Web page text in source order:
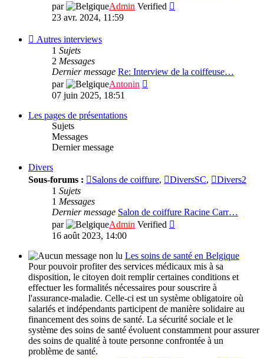
cinéma,
santé
par
Admin Verified
23 avr. 2024, 11:59
Flux
Autres
interviews
Autres interviews
1 Sujets
2 Messages
Dernier message Re: Interview de la coiffeuse…
par
Antonin
07 juin 2025, 18:51
Les pages de présentations
Sujets
Messages
Dernier message
Divers
Sous-forums :
Salons de coiffure, DiversSC,
Divers2
1 Sujets
1 Messages
Dernier message Salon de coiffure Racine Carr…
par
Admin Verified
message
16 août 2023, 14:00
Les soins de santé en Belgique
Pour pouvoir profiter des services médicaux mis à sa
disposition, le citoyen doit remplir certaines conditions et
effectuer les formalités nécessaires pour souscrire à
l'assurance-maladie. Celle-ci est un système obligatoire où
salariés et indépendants participent de manière solidaire au
financement des soins de santé. La sécurité sociale et le
système des soins de santé évoluent constamment pour assurer
des soins de qualité à toute personne confrontée à un
problème de santé.